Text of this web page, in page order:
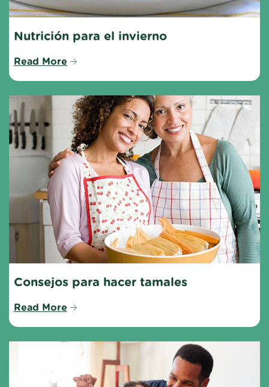
Nutrición para el invierno
Read More
Consejos para hacer tamales
Read More